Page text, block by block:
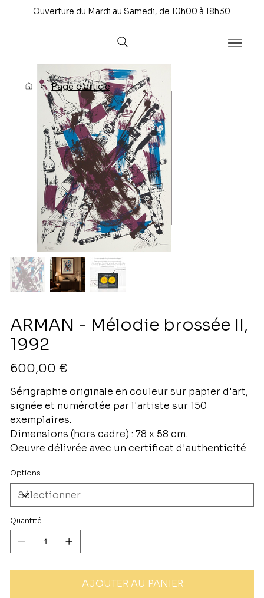
Ouverture du Mardi au Samedi, de 10h00 à 18h30
ARMAN - Mélodie brossée II,
1992
Prix
600,00 €
Sérigraphie originale en couleur sur papier d'art,
signée et numérotée par l'artiste sur 150
exemplaires.
Dimensions (hors cadre) : 78 x 58 cm.
Oeuvre délivrée avec un certificat d'authenticité
Options
Quantité
AJOUTER AU PANIER
> Page d'article